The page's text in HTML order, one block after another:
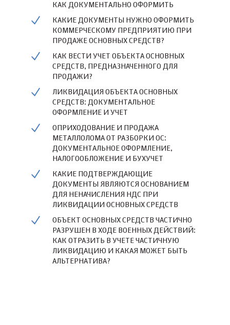
КАК ДОКУМЕНТАЛЬНО ОФОРМИТЬ
КАКИЕ ДОКУМЕНТЫ НУЖНО ОФОРМИТЬ
КОММЕРЧЕСКОМУ ПРЕДПРИЯТИЮ ПРИ
ПРОДАЖЕ ОСНОВНЫХ СРЕДСТВ?
КАК ВЕСТИ УЧЕТ ОБЪЕКТА ОСНОВНЫХ
СРЕДСТВ, ПРЕДНАЗНАЧЕННОГО ДЛЯ
ПРОДАЖИ?
ЛИКВИДАЦИЯ ОБЪЕКТА ОСНОВНЫХ
СРЕДСТВ: ДОКУМЕНТАЛЬНОЕ
ОФОРМЛЕНИЕ И УЧЕТ
ОПРИХОДОВАНИЕ И ПРОДАЖА
МЕТАЛЛОЛОМА ОТ РАЗБОРКИ ОС:
ДОКУМЕНТАЛЬНОЕ ОФОРМЛЕНИЕ,
НАЛОГООБЛОЖЕНИЕ И БУХУЧЕТ
КАКИЕ ПОДТВЕРЖДАЮЩИЕ
ДОКУМЕНТЫ ЯВЛЯЮТСЯ ОСНОВАНИЕМ
ДЛЯ НЕНАЧИСЛЕНИЯ НДС ПРИ
ЛИКВИДАЦИИ ОСНОВНЫХ СРЕДСТВ
ОБЪЕКТ ОСНОВНЫХ СРЕДСТВ ЧАСТИЧНО
РАЗРУШЕН В ХОДЕ ВОЕННЫХ ДЕЙСТВИЙ:
КАК ОТРАЗИТЬ В УЧЕТЕ ЧАСТИЧНУЮ
ЛИКВИДАЦИЮ И КАКАЯ МОЖЕТ БЫТЬ
АЛЬТЕРНАТИВА?